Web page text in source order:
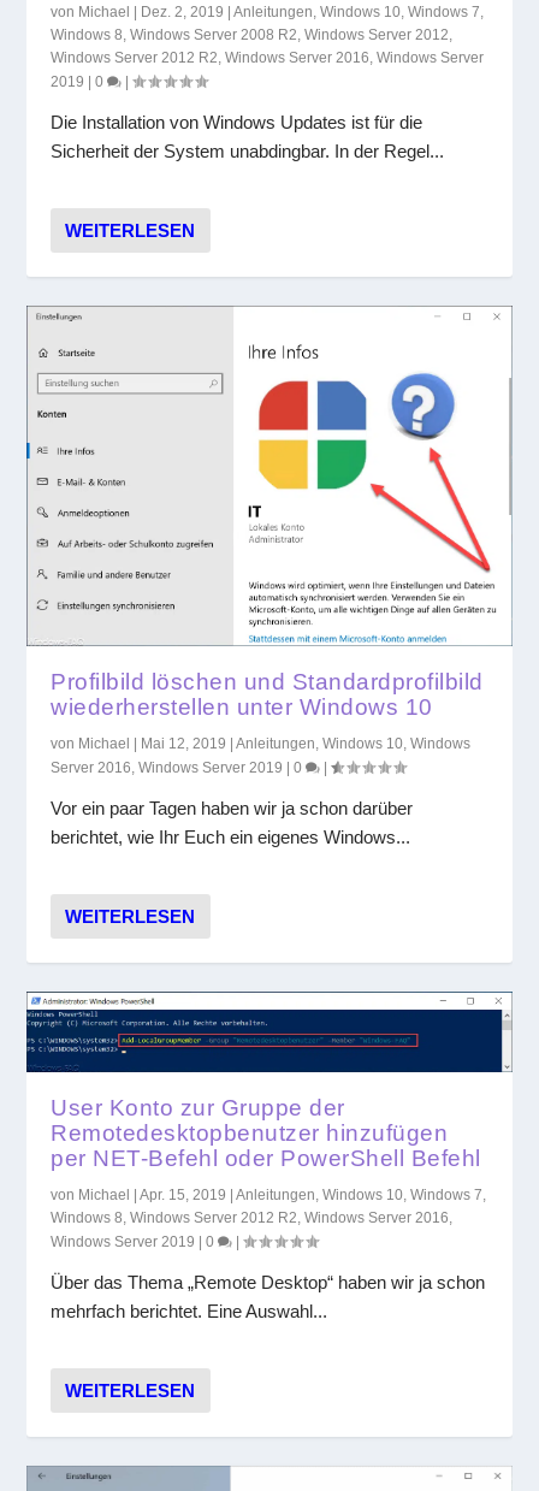
von Michael | Dez. 2, 2019 |Anleitungen ,Windows 10 ,Windows 7
Windows 8 ,Windows Server 2008 R2 ,Windows Server 2012
Windows Server 2012 R2 ,Windows Server 2016 ,Windows Server
2019 |0 |
Die Installation von Windows Updates ist für die
Sicherheit der System unabdingbar. In der Regel...
WEITERLESEN
Profilbild löschen und Standardprofilbild
wiederherstellen unter Windows 10
von Michael | Mai 12, 2019 |Anleitungen ,Windows 10 ,Windows
Server 2016 ,Windows Server 2019 |0 |
Vor ein paar Tagen haben wir ja schon darüber
berichtet, wie Ihr Euch ein eigenes Windows...
WEITERLESEN
User Konto zur Gruppe der
Remotedesktopbenutzer hinzufügen
per NET-Befehl oder PowerShell Befehl
von Michael |Apr. 15, 2019 |Anleitungen ,Windows 10 ,Windows 7
Windows 8 ,Windows Server 2012 R2 ,Windows Server 2016
Windows Server 2019 |0 |
Über das Thema „Remote Desktop“ haben wir ja schon
mehrfach berichtet. Eine Auswahl...
WEITERLESEN